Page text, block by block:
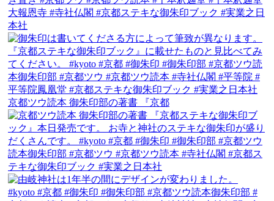
京都ツウ読本 御朱印部の著書 『京都